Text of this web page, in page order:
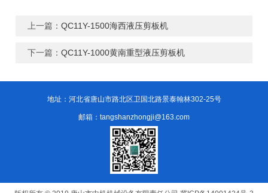
上一篇：QC11Y-1500海西液压剪板机
下一篇：QC11Y-1000黄南重型液压剪板机
地址：河北省唐山市路北区卫国北路景泰翰林302-25号
邮箱：tangshanzhongji@163.com